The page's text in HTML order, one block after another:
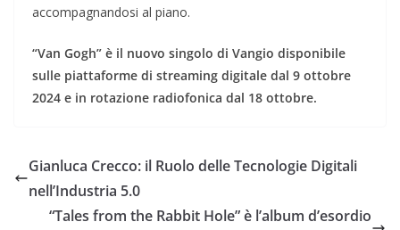
accompagnandosi al piano.
“Van Gogh” è il nuovo singolo di Vangio disponibile
sulle piattaforme di streaming digitale dal 9 ottobre
2024 e in rotazione radiofonica dal 18 ottobre.
Gianluca Crecco: il Ruolo delle Tecnologie Digitali
nell’Industria 5.0
“Tales from the Rabbit Hole” è l’album d’esordio